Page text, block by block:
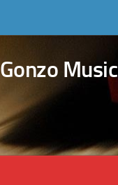
Gonzo Music